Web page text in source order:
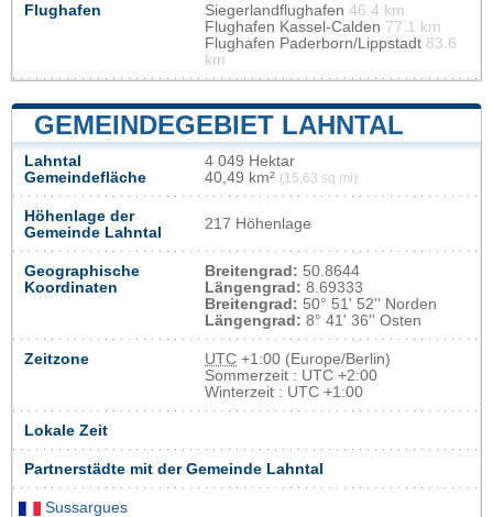
Flughafen Siegerlandflughafen 46.4 km
Flughafen Kassel-Calden 77.1 km
Flughafen Paderborn/Lippstadt 83.6
km
GEMEINDEGEBIET LAHNTAL
Lahntal
Gemeindefläche
4 049 Hektar
40,49 km² (15,63 sq mi)
Höhenlage der
Gemeinde Lahntal
217 Höhenlage
Geographische
Koordinaten
Breitengrad: 50.8644
Längengrad: 8.69333
Breitengrad: 50° 51' 52'' Norden
Längengrad: 8° 41' 36'' Osten
Zeitzone UTC +1:00 (Europe/Berlin)
Sommerzeit : UTC +2:00
Winterzeit : UTC +1:00
Lokale Zeit
Partnerstädte mit der Gemeinde Lahntal
Sussargues